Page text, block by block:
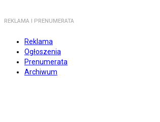
REKLAMA I PRENUMERATA
Reklama
Ogłoszenia
Prenumerata
Archiwum